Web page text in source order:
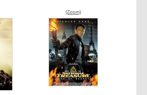
(Zoom)